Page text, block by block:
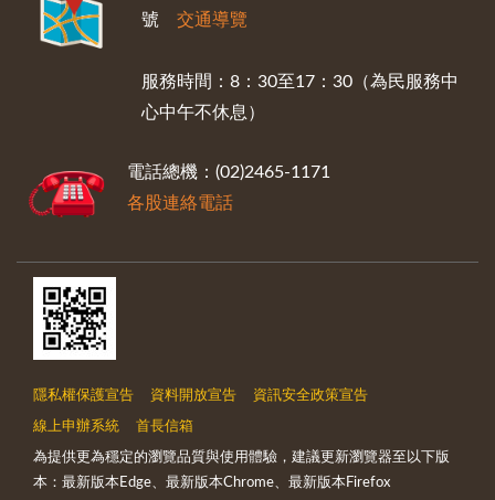
號 交通導覽
服務時間：8：30至17：30（為民服務中
心中午不休息）
電話總機：(02)2465-1171
各股連絡電話
隱私權保護宣告 資料開放宣告 資訊安全政策宣告
線上申辦系統 首長信箱
為提供更為穩定的瀏覽品質與使用體驗，建議更新瀏覽器至以下版
本：最新版本Edge、最新版本Chrome、最新版本Firefox